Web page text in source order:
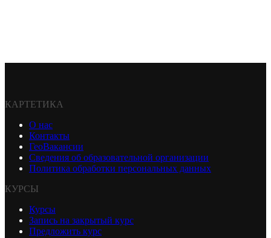
КАРТЕТИКА
О нас
Контакты
ГеоВакансии
Сведения об образовательной организации
Политика обработки персональных данных
КУРСЫ
Курсы
Запись на закрытый курс
Предложить курс